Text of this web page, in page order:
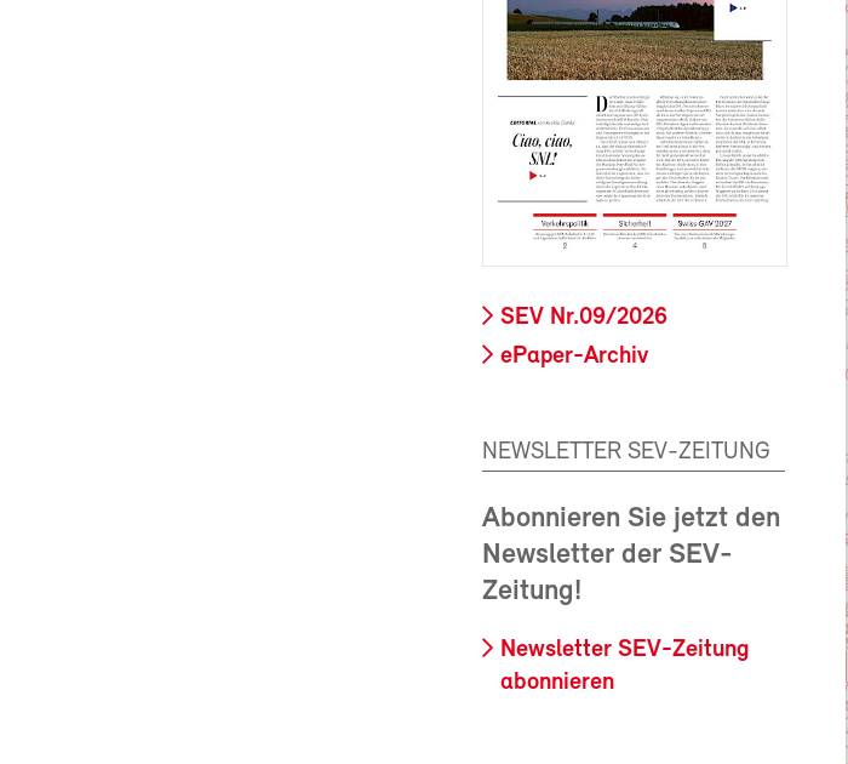
SEV Nr.09/2026
ePaper-Archiv
NEWSLETTER SEV-ZEITUNG
Abonnieren Sie jetzt den
Newsletter der SEV-
Zeitung!
Newsletter SEV-Zeitung
abonnieren